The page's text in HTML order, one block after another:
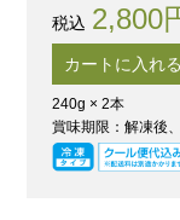
2,800
カートに入れる
240g × 2本
賞味期限：解凍後